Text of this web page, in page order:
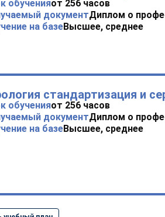
обученияот 256 часов
документДиплом о
на базеВысшее, среднее
стандартизация и
обученияот 256 часов
документДиплом о
на базеВысшее, среднее